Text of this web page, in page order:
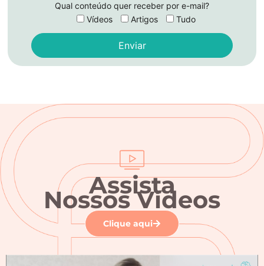
Qual conteúdo quer receber por e-mail?
Vídeos
Artigos Tudo
Assista
Nossos Vídeos
Clique aqui